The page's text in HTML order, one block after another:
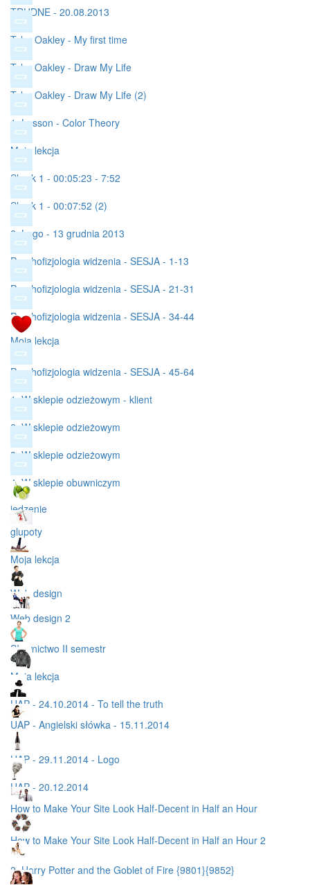
TRUDNE - 20.08.2013
Tyler Oakley - My first time
Tyler Oakley - Draw My Life
Tyler Oakley - Draw My Life (2)
1. Lesson - Color Theory
Moja lekcja
Shrek 1 - 00:05:23 - 7:52
Shrek 1 - 00:07:52 (2)
2. Logo - 13 grudnia 2013
Psychofizjologia widzenia - SESJA - 1-13
Psychofizjologia widzenia - SESJA - 21-31
Psychofizjologia widzenia - SESJA - 34-44
Moja lekcja
Psychofizjologia widzenia - SESJA - 45-64
1. W sklepie odzieżowym - klient
2. W sklepie odzieżowym
3. W sklepie odzieżowym
4. W sklepie obuwniczym
jedzenie
glupoty
Moja lekcja
Web design
Web design 2
Słownictwo II semestr
Moja lekcja
UAP - 24.10.2014 - To tell the truth
UAP - Angielski słówka - 15.11.2014
UAP - 29.11.2014 - Logo
UAP - 20.12.2014
How to Make Your Site Look Half-Decent in Half an Hour
How to Make Your Site Look Half-Decent in Half an Hour 2
2. Harry Potter and the Goblet of Fire {9801}{9852}